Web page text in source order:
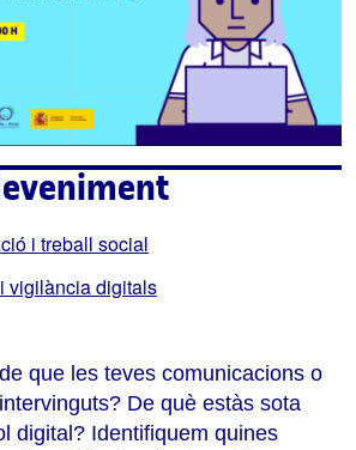
i treball social
vigilància digitals
que les teves comunicacions o
De què estàs sota
digital? Identifiquem quines